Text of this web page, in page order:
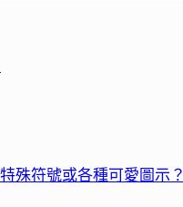
殊符號或各種可愛圖示？